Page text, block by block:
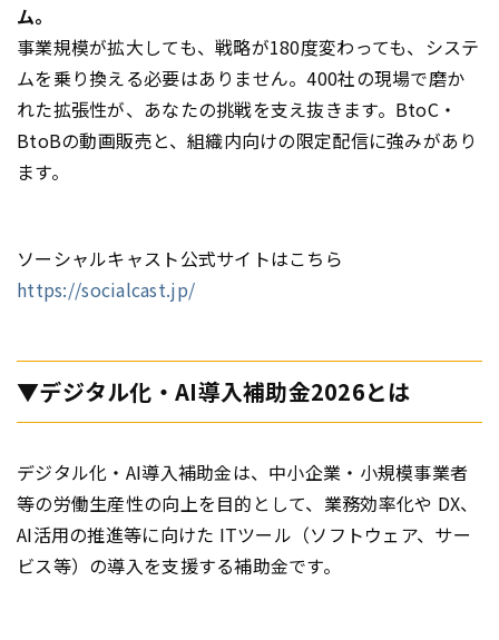
ム。
事業規模が拡大しても、戦略が180度変わっても、システ
ムを乗り換える必要はありません。400社の現場で磨か
れた拡張性が、あなたの挑戦を支え抜きます。BtoC・
BtoBの動画販売と、組織内向けの限定配信に強みがあり
ます。
ソーシャルキャスト公式サイトはこちら
https://socialcast.jp/
▼デジタル化・AI導入補助金2026とは
デジタル化・AI導入補助金は、中小企業・小規模事業者
等の労働生産性の向上を目的として、業務効率化や DX、
AI活用の推進等に向けた ITツール（ソフトウェア、サー
ビス等）の導入を支援する補助金です。